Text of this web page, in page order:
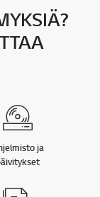
ja